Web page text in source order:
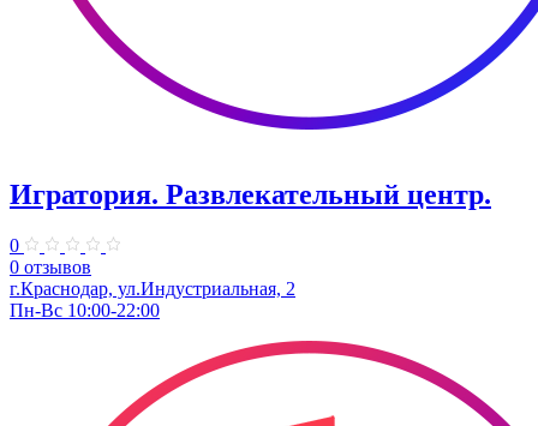
Игратория. Развлекательный центр.
0
0 отзывов
г.Краснодар, ул.Индустриальная, 2
Пн-Вс 10:00-22:00